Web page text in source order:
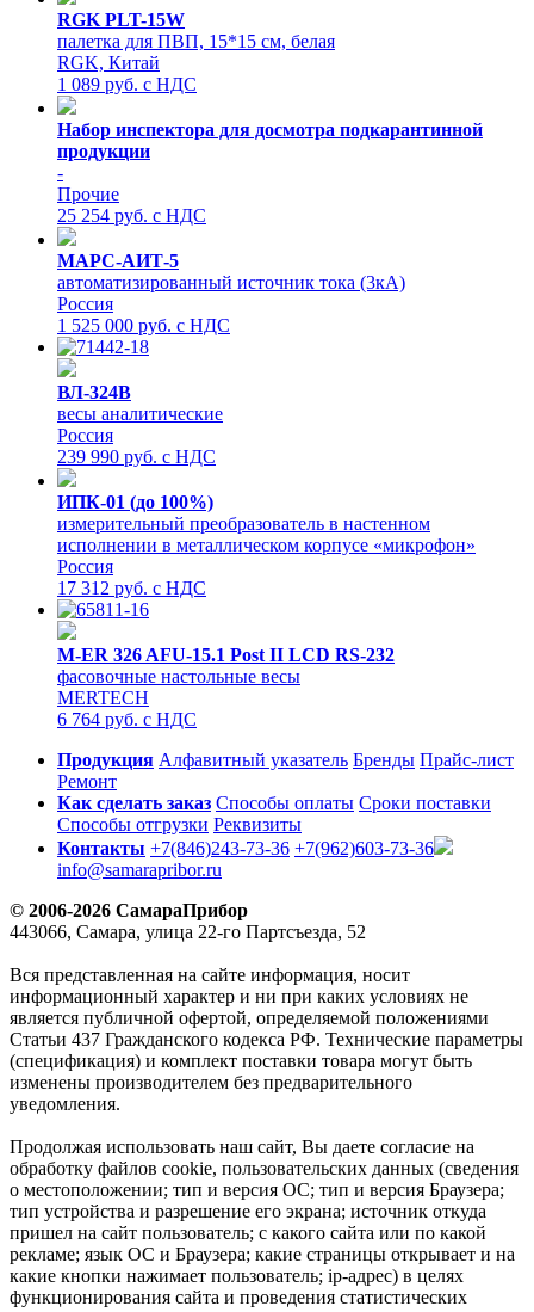
RGK PLT-15W
палетка для ПВП, 15*15 см, белая
RGK, Китай
1 089 руб. с НДС
Набор инспектора для досмотра подкарантинной
продукции
-
Прочие
25 254 руб. с НДС
МАРС-АИТ-5
автоматизированный источник тока (3кА)
Россия
1 525 000 руб. с НДС
ВЛ-324В
весы аналитические
Россия
239 990 руб. с НДС
ИПК-01 (до 100%)
измерительный преобразователь в настенном
исполнении в металлическом корпусе «микрофон»
Россия
17 312 руб. с НДС
M-ER 326 AFU-15.1 Post II LCD RS-232
фасовочные настольные весы
MERTECH
6 764 руб. с НДС
Продукция Алфавитный указатель Бренды Прайс-лист
Ремонт
Как сделать заказ Способы оплаты Сроки поставки
Способы отгрузки Реквизиты
Контакты +7(846)243-73-36 +7(962)603-73-36
info@samarapribor.ru
© 2006-2026 СамараПрибор
443066, Самара, улица 22-го Партсъезда, 52
Вся представленная на сайте информация, носит
информационный характер и ни при каких условиях не
является публичной офертой, определяемой положениями
Статьи 437 Гражданского кодекса РФ. Технические параметры
(спецификация) и комплект поставки товара могут быть
изменены производителем без предварительного
уведомления.
Продолжая использовать наш сайт, Вы даете согласие на
обработку файлов cookie, пользовательских данных (сведения
о местоположении; тип и версия ОС; тип и версия Браузера;
тип устройства и разрешение его экрана; источник откуда
пришел на сайт пользователь; с какого сайта или по какой
рекламе; язык ОС и Браузера; какие страницы открывает и на
какие кнопки нажимает пользователь; ip-адрес) в целях
функционирования сайта и проведения статистических